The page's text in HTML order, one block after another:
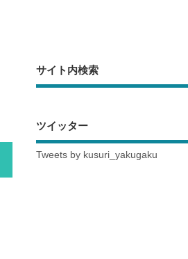
サイト内検索
ツイッター
Tweets by kusuri_yakugaku